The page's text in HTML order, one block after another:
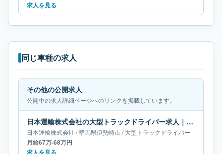
求人を見る
同じ車種の求人
その他の公開求人
公開中の求人詳細ページへのリンクを掲載しています。
日本運輸株式会社の大型トラックドライバー求人｜群馬県伊勢崎市｜月給67万-68万円
日本運輸株式会社 /群馬県伊勢崎市/大型トラックドライバー
月給67万-68万円
求人を見る